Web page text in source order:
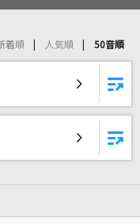
曲の一覧
着順 人気順 50音順